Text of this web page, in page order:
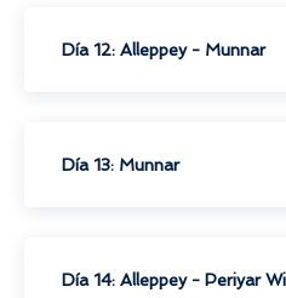
Día 12: Alleppey - Munnar
Día 13: Munnar
Día 14: Alleppey - Periyar